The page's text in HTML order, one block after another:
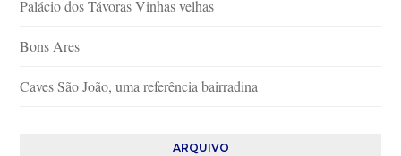
Palácio dos Távoras Vinhas velhas
Bons Ares
Caves São João, uma referência bairradina
ARQUIVO